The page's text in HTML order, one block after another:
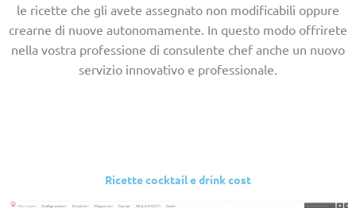
le ricette che gli avete assegnato non modificabili oppure
crearne di nuove autonomamente. In questo modo offrirete
nella vostra professione di consulente chef anche un nuovo
servizio innovativo e professionale.
Ricette cocktail e drink cost